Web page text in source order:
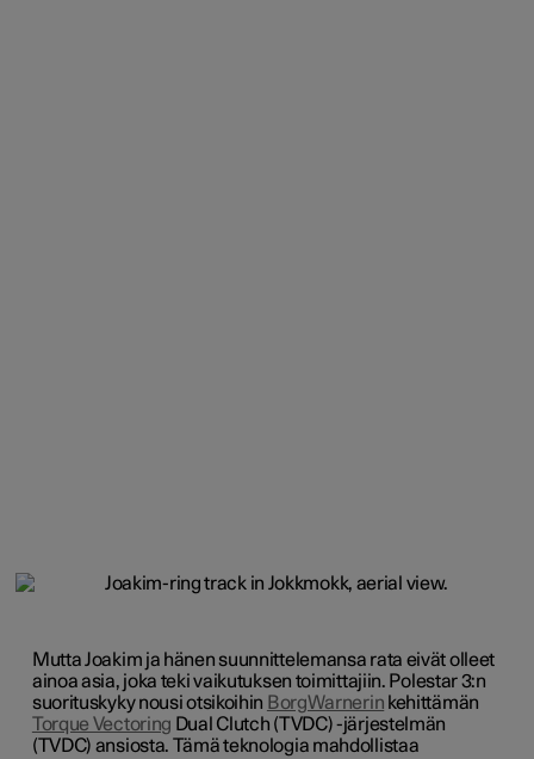
Mutta Joakim ja hänen suunnittelemansa rata eivät olleet
ainoa asia, joka teki vaikutuksen toimittajiin. Polestar 3:n
suorituskyky nousi otsikoihin BorgWarnerin kehittämän
Torque Vectoring Dual Clutch (TVDC) -järjestelmän
(TVDC) ansiosta. Tämä teknologia mahdollistaa